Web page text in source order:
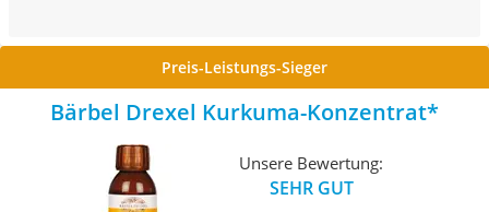
Preis-Leistungs-Sieger
Bärbel Drexel Kurkuma-Konzentrat
Unsere Bewertung:
SEHR GUT